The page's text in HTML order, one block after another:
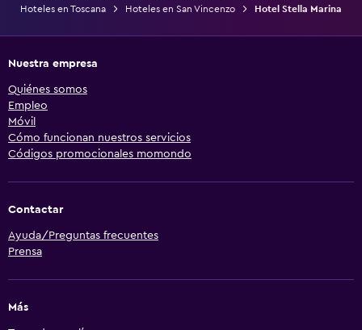
Hoteles en Toscana
Hoteles en San Vincenzo Hotel Stella Marina
Nuestra empresa
Quiénes somos
Empleo
Móvil
Cómo funcionan nuestros servicios
Códigos promocionales momondo
Contactar
Ayuda/Preguntas frecuentes
Prensa
Más